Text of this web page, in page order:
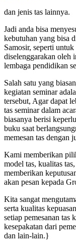
dan jenis tas lainnya.
Jadi anda bisa
kebutuhan yang bisa
Samosir, seperti
diselenggarakan oleh
lembaga pendidikan
Salah satu yang
kegiatan seminar
tersebut, Agar dapat
tas seminar dalam
biasanya berisi
buku saat
memesan tas dengan
Kami memberikan
model tas, kualitas
memberikan
akan pesan kepada
Kita sangat
serta kualitas
setiap pemesanan tas
kesepakatan dari
dan lain-lain.}